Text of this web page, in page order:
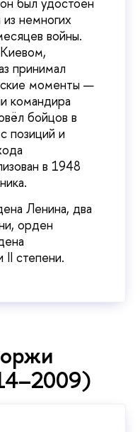
немногих
войны.
принимал
моменты —
командира
бойцов в
позиций и
в 1948
Ленина, два
орден
II степени.